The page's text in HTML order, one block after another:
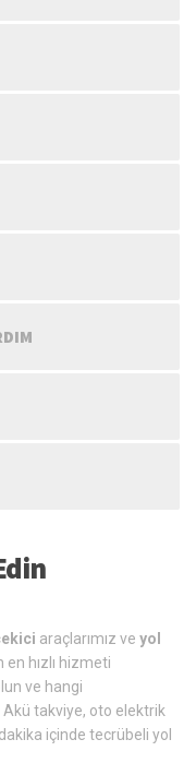
araçlarımız ve yol
hızlı hizmeti
ve hangi
Akü takviye, oto elektrik
içinde tecrübeli yol